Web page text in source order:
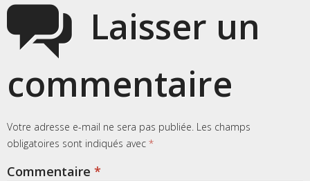
Laisser un
commentaire
Votre adresse e-mail ne sera pas publiée. Les champs
obligatoires sont indiqués avec *
Commentaire *